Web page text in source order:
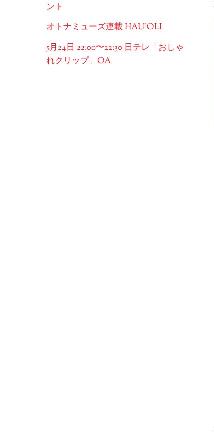
ント
オトナミューズ連載 HAU’OLI
5月24日 22:00〜22:30 日テレ「おしゃ
れクリップ」OA